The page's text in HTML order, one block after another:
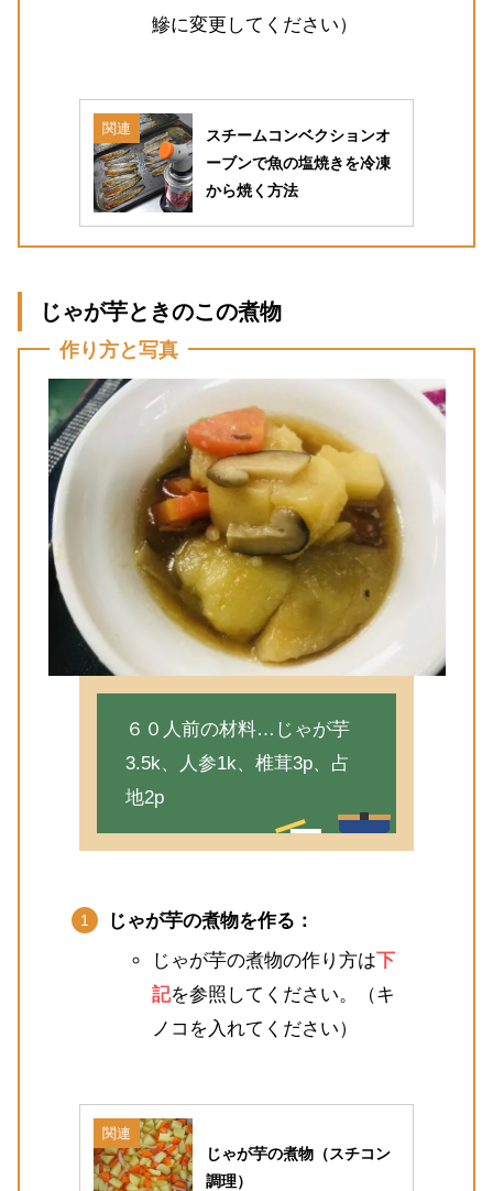
鰺に変更してください）
関連
スチームコンベクションオ
ーブンで魚の塩焼きを冷凍
から焼く方法
じゃが芋ときのこの煮物
作り方と写真
６０人前の材料…じゃが芋
3.5k、人参1k、椎茸3p、占
地2p
じゃが芋の煮物を作る：
じゃが芋の煮物の作り方は下
記を参照してください。（キ
ノコを入れてください）
関連
じゃが芋の煮物（スチコン
調理）